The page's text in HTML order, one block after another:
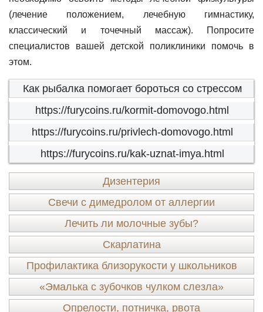
(лечение положением, лечебную гимнастику,
классический и точечный массаж). Попросите
специалистов вашей детской поликлиники помочь в
этом.
Как рыбалка помогает бороться со стрессом
https://furycoins.ru/kormit-domovogo.html
https://furycoins.ru/privlech-domovogo.html
https://furycoins.ru/kak-uznat-imya.html
Дизентерия
Свечи с димедролом от аллергии
Лечить ли молочные зубы?
Скарлатина
Профилактика близорукости у школьников
«Эмалька с зубочков чулком слезла»
Опрелости, потничка, рвота